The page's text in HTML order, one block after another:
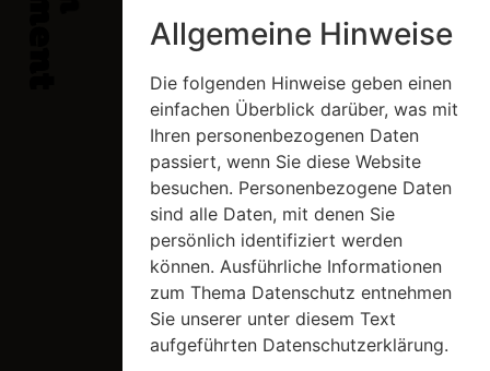
Allgemeine Hinweise
Die folgenden Hinweise geben einen
einfachen Überblick darüber, was mit
Ihren personenbezogenen Daten
passiert, wenn Sie diese Website
besuchen. Personenbezogene Daten
sind alle Daten, mit denen Sie
persönlich identifiziert werden
können. Ausführliche Informationen
zum Thema Datenschutz entnehmen
Sie unserer unter diesem Text
aufgeführten Datenschutzerklärung.